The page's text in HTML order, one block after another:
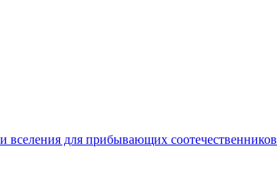
для прибывающих соотечественников